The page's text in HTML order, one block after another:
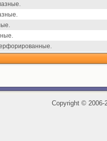
Copyright ©2006-